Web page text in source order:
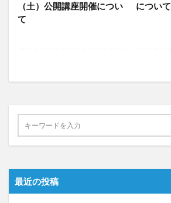
（土）公開講座開催につい
て
について
最近の投稿